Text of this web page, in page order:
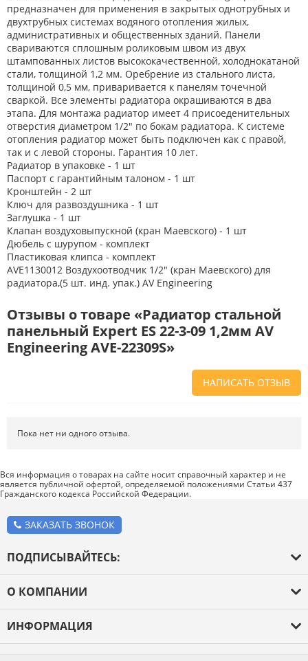
предназначен для применения в закрытых однотрубных и
двухтрубных системах водяного отопления жилых,
административных и общественных зданий. Панели
свариваются сплошным роликовым швом из двух
штампованных листов высококачественной, холоднокатаной
стали, толщиной 1,2 мм. Оребрение из стального листа,
толщиной 0,5 мм, приваривается к панелям точечной
сваркой. Все элементы радиатора окрашиваются в два
этапа. Для монтажа радиатор имеет 4 присоеденительных
отверстия диаметром 1/2" по бокам радиатора. К системе
отопления радиатор может быть подключен как с правой,
так и с левой стороны. Гарантия 10 лет.
Радиатор в упаковке - 1 шт
Паспорт с гарантийным талоном - 1 шт
Кронштейн - 2 шт
Ключ для развоздушника - 1 шт
Заглушка - 1 шт
Клапан воздуховыпускной (кран Маевского) - 1 шт
Дюбель с шурупом - комплект
Пластиковая клипса - комплект
AVE1130012 Воздухоотводчик 1/2" (кран Маевского) для
радиатора,(5 шт. инд. упак.) AV Engineering
Отзывы о товаре «Радиатор стальной
панельный Expert ES 22-3-09 1,2мм AV
Engineering AVE-22309S»
НАПИСАТЬ ОТЗЫВ
не ошиблись в своем выборе.
Доставка. Как был упакован товар? Доставили ли его вам в
оговоренный срок?
Товар . Качественный? Какие его плюсы и минусы?
Пока нет ни одного отзыва.
Вся информация о товарах на сайте носит справочный характер и не
является публичной офертой, определяемой положениями Статьи 437
Гражданского кодекса Российской Федерации.
ЗАКАЗАТЬ ЗВОНОК
ПОДПИСЫВАЙТЕСЬ:
О КОМПАНИИ
ИНФОРМАЦИЯ
Каталог товаров